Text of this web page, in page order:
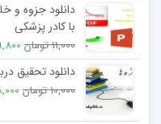
دانلود جزوه و
با کادر پزشکی
11,000 تومان 9,800
دانلود تحقیق
10,000 تومان 8,000